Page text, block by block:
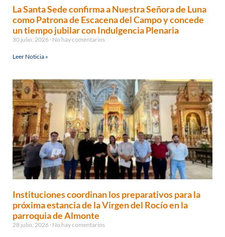
La Santa Sede confirma a Nuestra Señora de Luna
como Patrona de Escacena del Campo y concede
un tiempo jubilar con Indulgencia Plenaria
30 julio, 2026 No hay comentarios
Leer Noticia »
Instituciones coordinan los preparativos para la
próxima estancia de la Virgen del Rocío en la
parroquia de Almonte
28 julio, 2026 No hay comentarios